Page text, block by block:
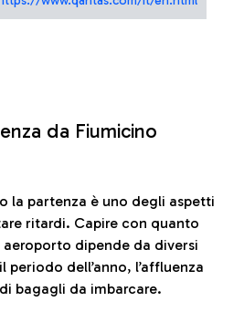
da Fiumicino
la partenza è uno degli aspetti
ritardi. Capire con quanto
dipende da diversi
dell’anno, l’affluenza
bagagli da imbarcare.